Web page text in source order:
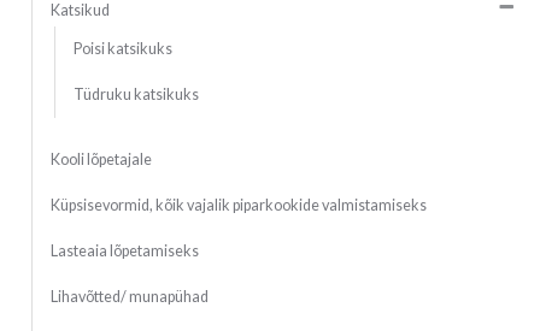
Katsikud
Poisi katsikuks
Tüdruku katsikuks
Kooli lõpetajale
Küpsisevormid, kõik vajalik piparkookide valmistamiseks
Lasteaia lõpetamiseks
Lihavõtted/ munapühad